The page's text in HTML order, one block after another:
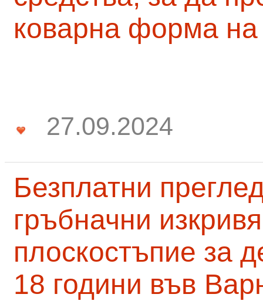
коварна форма на
27.09.2024
Безплатни
гръбначни
плоскостъпие за
18 години във